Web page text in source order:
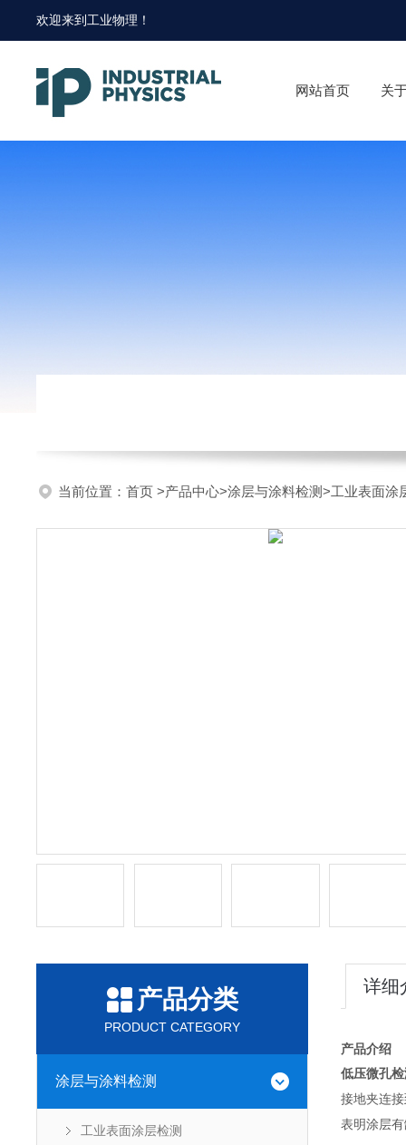
欢迎来到 工业物理 ！
网站首页 关
当前位置： 首页 >产品中心>涂层与涂料检测>工业表面涂
产品分类
PRODUCT CATEGORY
涂层与涂料检测
工业表面涂层检测
详细
产品介绍
低压微孔
接地夹连
表明涂层